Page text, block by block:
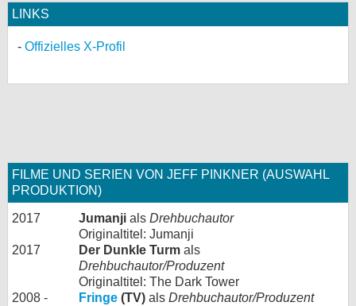
LINKS
Offizielles X-Profil
FILME UND SERIEN VON JEFF PINKNER (AUSWAHL
PRODUKTION)
2017 Jumanji als Drehbuchautor
Originaltitel: Jumanji
2017
Der Dunkle Turm als
Drehbuchautor/Produzent
Originaltitel: The Dark Tower
2008 -
Fringe (TV) als Drehbuchautor/Produzent